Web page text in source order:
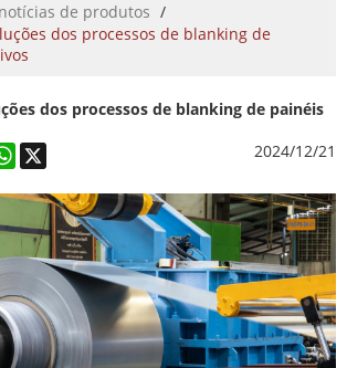
notícias de produtos /
dos processos de blanking de
dos processos de blanking de painéis
WhatsApp 2024/12/21